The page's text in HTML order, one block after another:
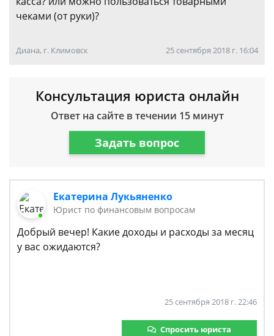
чеками (от руки)?
Диана, г. Климовск 25 сентября 2018 г. 16:04
Консультация юриста онлайн
Ответ на сайте в течении 15 минут
Задать вопрос
Екатерина Лукьяненко
Юрист по финансовым вопросам
Добрый вечер! Какие доходы и расходы за месяц
у вас ожидаются?
25 сентября 2018 г. 22:46
Спросить юриста